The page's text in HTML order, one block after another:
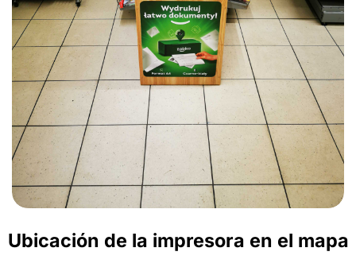
Ubicación de la impresora en el mapa